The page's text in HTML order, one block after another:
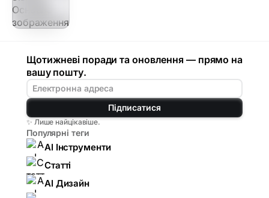
Щотижневі поради та оновлення — прямо на
вашу пошту.
Підписатися
✨ Лише найцікавіше.
Популярні теги
AI Інструменти
Статті
AI Дизайн